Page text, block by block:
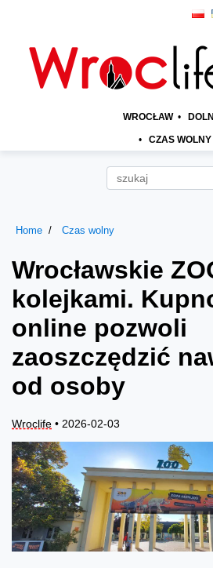
WROCŁAW •
• CZAS WOLNY
Home Czas wolny
Wrocławskie
kolejkami.
online pozwoli
zaoszczędzić
od osoby
Wroclife • 2026-02-03